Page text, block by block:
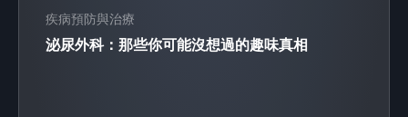
疾病預防與治療
泌尿外科：那些你可能沒想過的趣味真相